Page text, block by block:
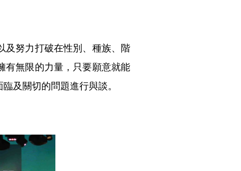
及努力打破在性別、種族、階
有無限的力量，只要願意就能
及關切的問題進行與談。